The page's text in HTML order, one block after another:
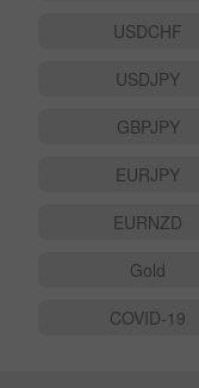
USDCHF
USDJPY
GBPJPY
EURJPY
EURNZD
Gold
COVID-19